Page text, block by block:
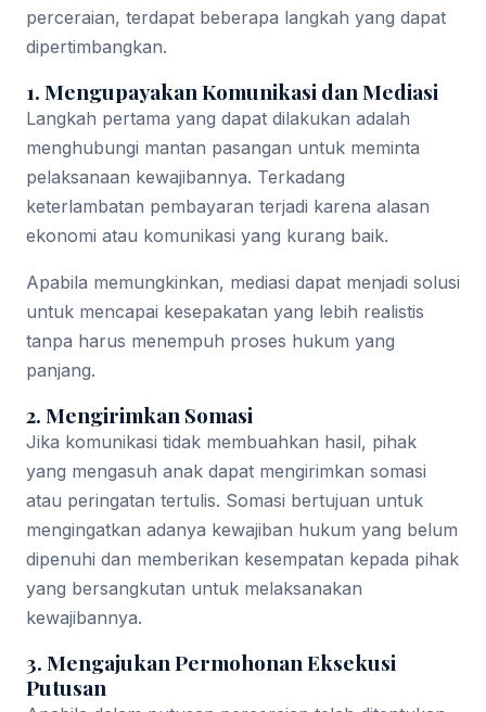
perceraian, terdapat beberapa langkah yang dapat
dipertimbangkan.
1. Mengupayakan Komunikasi dan Mediasi
Langkah pertama yang dapat dilakukan adalah
menghubungi mantan pasangan untuk meminta
pelaksanaan kewajibannya. Terkadang
keterlambatan pembayaran terjadi karena alasan
ekonomi atau komunikasi yang kurang baik.
Apabila memungkinkan, mediasi dapat menjadi solusi
untuk mencapai kesepakatan yang lebih realistis
tanpa harus menempuh proses hukum yang
panjang.
2. Mengirimkan Somasi
Jika komunikasi tidak membuahkan hasil, pihak
yang mengasuh anak dapat mengirimkan somasi
atau peringatan tertulis. Somasi bertujuan untuk
mengingatkan adanya kewajiban hukum yang belum
dipenuhi dan memberikan kesempatan kepada pihak
yang bersangkutan untuk melaksanakan
kewajibannya.
3. Mengajukan Permohonan Eksekusi
Putusan